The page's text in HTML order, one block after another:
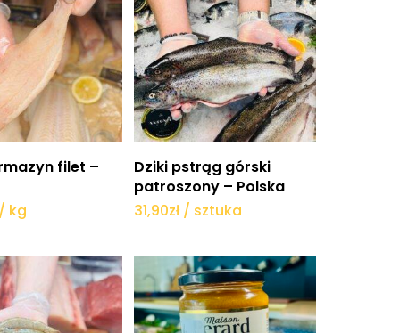
do koszyka
filet –
/ kg
Dodaj do koszyka
Dziki pstrąg górski
patroszony – Polska
31,90zł / sztuka